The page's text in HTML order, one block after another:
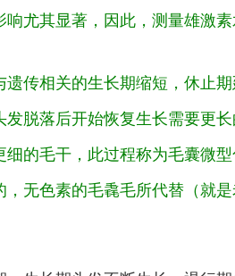
响尤其显著，因此，测量雄激素
遗传相关的生长期缩短，休止
发脱落后开始恢复生长需要更
细的毛干，此过程称为毛囊微
，无色素的毛毳毛所代替（就是